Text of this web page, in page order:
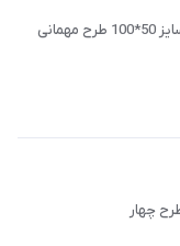
چهار